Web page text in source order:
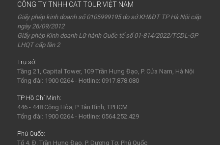
CÔNG TY TNHH CAT TOUR VIỆT NAM
Giấy phép kinh doanh số 0105999195 do sở KH&ĐT TP Hà Nội cấp
ngày 26/09/2012
Giấy phép Kinh doanh Lữ hành Quốc tế số 01-814/2022/TCDL-GP
LHQT cấp lần 2
Trụ sở:
Tầng 21, Capital Tower, 109 Trần Hưng Đạo, P. Cửa Nam, Hà Nội
Tổng đài: 1900 0264 - Hotline: 0917.878.080
TP Hồ Chí Minh:
446 - 448 Cộng Hòa, P. Tân Bình, TPHCM
Tổng đài: 1900 0264 - Hotline: 0564.252.429
Phú Quốc:
Tổ 4, Đ. Trần Hưng Đạo, P. Dương Tơ, Phú Quốc